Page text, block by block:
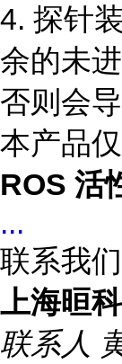
4. 探针
余的未
否则会
本产品
ROS 活
...
联系我们
上海晅
联系人